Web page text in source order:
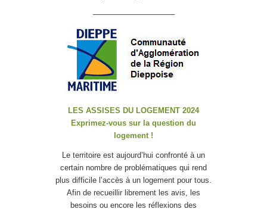
——————————–
LES ASSISES DU LOGEMENT 2024
Exprimez-vous sur la question du
logement !
Le territoire est aujourd’hui confronté à un
certain nombre de problématiques qui rend
plus difficile l’accès à un logement pour tous.
Afin de recueillir librement les avis, les
besoins ou encore les réflexions des